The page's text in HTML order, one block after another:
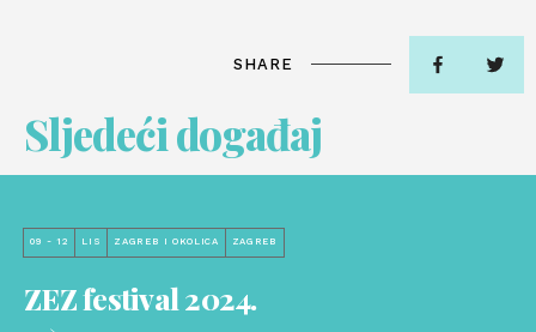
SHARE
Sljedeći događaj
09 - 12 LIS ZAGREB I OKOLICA ZAGREB
ZEZ festival 2024.